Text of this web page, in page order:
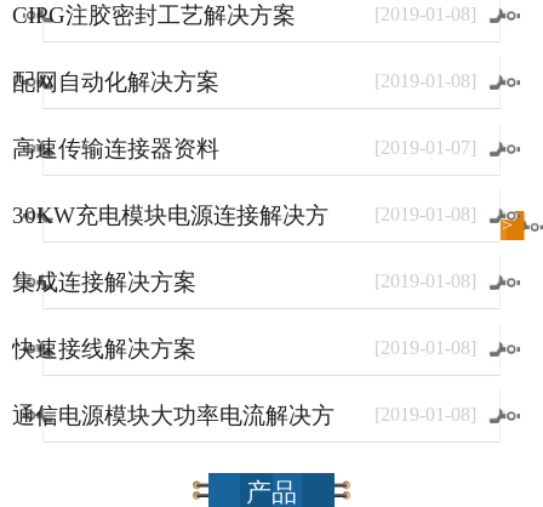
CIPG注胶密封工艺解决方案 [2019-01 -08]
配网自动化解决方案 [2019-01 -08]
高速传输连接器资料 [2019-01 -07]
30KW充电模块电源连接解决方
[2019-01 -08]
集成连接解决方案 [2019-01 -08]
快速接线解决方案 [2019-01 -08]
通信电源模块大功率电流解决方
[2019-01 -08]
进入方案 频道>>
产品